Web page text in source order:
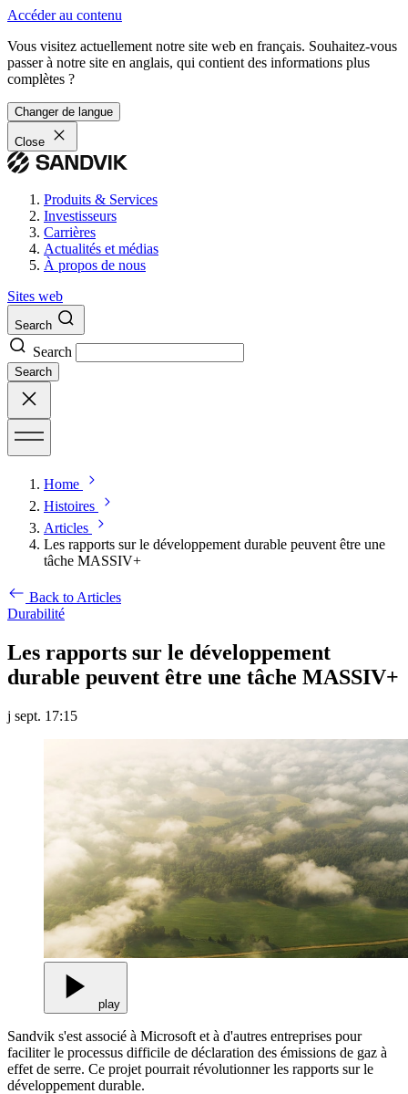
Accéder au contenu
Vous visitez actuellement notre site web en français. Souhaitez-vous
passer à notre site en anglais, qui contient des informations plus
complètes ?
Changer de langue
Close
Produits & Services
Investisseurs
Carrières
Actualités et médias
À propos de nous
Sites web
Search
Search
Search
Home
Histoires
Articles
Les rapports sur le développement durable peuvent être une
tâche MASSIV+
Back to Articles
Durabilité
Les rapports sur le développement
durable peuvent être une tâche MASSIV+
j sept. 17:15
play
Sandvik s'est associé à Microsoft et à d'autres entreprises pour
faciliter le processus difficile de déclaration des émissions de gaz à
effet de serre. Ce projet pourrait révolutionner les rapports sur le
développement durable.